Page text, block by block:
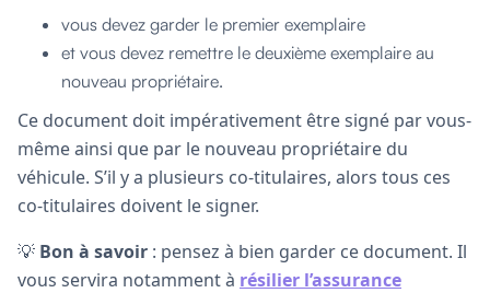
vous devez garder le premier exemplaire
et vous devez remettre le deuxième exemplaire au
nouveau propriétaire.
Ce document doit impérativement être signé par vous-
même ainsi que par le nouveau propriétaire du
véhicule. S’il y a plusieurs co-titulaires, alors tous ces
co-titulaires doivent le signer.
💡 Bon à savoir : pensez à bien garder ce document. Il
vous servira notamment à résilier l’assurance